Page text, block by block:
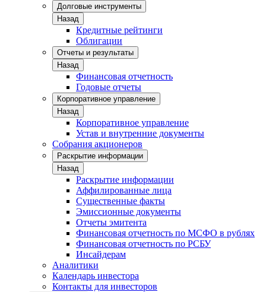
Долговые инструменты
Назад
Кредитные рейтинги
Облигации
Отчеты и результаты
Назад
Финансовая отчетность
Годовые отчеты
Корпоративное управление
Назад
Корпоративное управление
Устав и внутренние документы
Собрания акционеров
Раскрытие информации
Назад
Раскрытие информации
Аффилированные лица
Существенные факты
Эмиссионные документы
Отчеты эмитента
Финансовая отчетность по МСФО в рублях
Финансовая отчетность по РСБУ
Инсайдерам
Аналитики
Календарь инвестора
Контакты для инвесторов